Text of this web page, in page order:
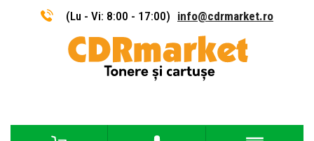
(Lu - Vi: 8:00 - 17:00) info@cdrmarket.ro